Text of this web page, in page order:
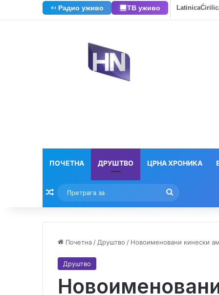
Радио уживо ТВ уживо Latinica
ПОЧЕТНА ДРУШТВО ЦРНА ХРОНИКА
Насумични текстови
за
Почетна / Друштво / Новоименовани кинески
Друштво